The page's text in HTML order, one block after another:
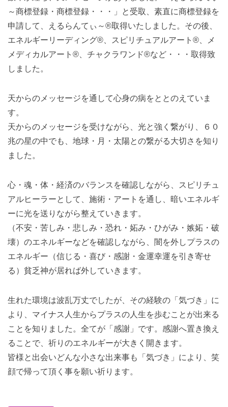
～商標登録・商標登録・・・」と受取、素直に商標登録を
申請して、えるらんてぃ～®取得いたしました。その後、
エネルギーリーディング®、スピリチュアルアート®、メ
メディカルアート®、チャクラワンド®など・・・取得致
しました。
天からのメッセージを通して心身の病をととのえていま
す。
天からのメッセージを受けながら、光と強く繋がり、６０
兆の星の中でも、地球・月・太陽との繋がる大切さを知り
ました。
心・魂・体・経済のバランスを確認しながら、スピリチュ
アルヒーラーとして、施術・アートを通し、暗いエネルギ
ーに光を送りながら整えていきます。
（不安・苦しみ・悲しみ・恐れ・妬み・ひがみ・嫉妬・破
壊）のエネルギーなどを確認しながら、闇を外しプラスの
エネルギー（信じる・喜び・感謝・金運幸運を引き寄せ
る）貧乏神が居れば外していきます。
生れた環境は波乱万丈でしたが、その経験の「気づき」に
より、マイナス人生からプラスの人生を歩むことが出来る
ことを知りました。全てが「感謝」です。感謝へ置き換え
ることで、祈りのエネルギーが大きく開きます。
皆様と出会いどんな小さな出来事も「気づき」により、笑
顔で帰って頂く事を願い祈ります。